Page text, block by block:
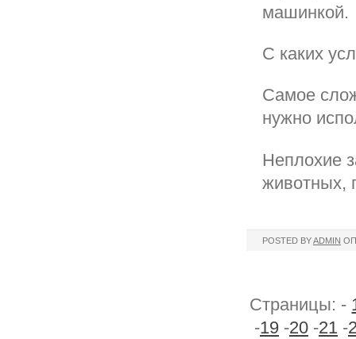
машинкой.
С каких
Самое
нужно
Неплохие
животных,
POSTED BYADMIN
Страницы: -
-19 -20 -21 -